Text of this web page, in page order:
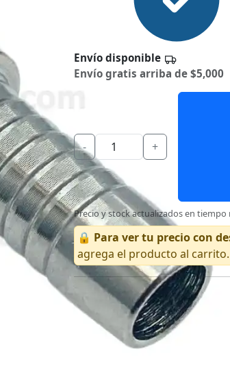
Envío disponible
Envío gratis arriba de $5,000
- +
Precio y stock actualizados en tiempo
🔒 Para ver tu precio con
agrega el producto al carrito.